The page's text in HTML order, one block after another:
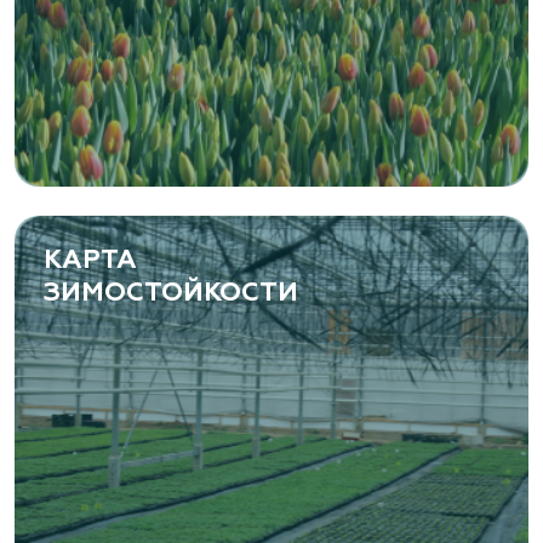
«ЁЛЫ-ПАЛЫ», питомник декоративных
растений
Самарская область, с. Подстепки, ул.
Фермерская 14 А
(8482) 650 010
www.yoly-paly.ru
«ВЕНЕВ» питомник растений
Тульская область, Венёвский р-н, село
Борщевое, улица Лесная, д. 13
8 963 224 87 99
https://www.venev1.ru/
КАРТА
ЗИМОСТОЙКОСТИ